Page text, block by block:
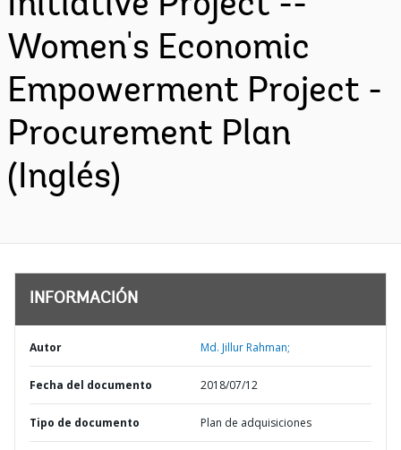
Women's Economic
Empowerment Project -
Procurement Plan
(Inglés)
INFORMACIÓN
Autor Md. Jillur Rahman;
Fecha del documento 2018/07/12
Tipo de documento Plan de adquisiciones